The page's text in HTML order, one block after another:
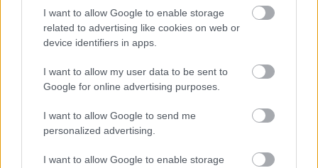
I want to allow Google to enable storage
related to advertising like cookies on web or
device identifiers in apps.
I want to allow my user data to be sent to
Google for online advertising purposes.
I want to allow Google to send me
personalized advertising.
I want to allow Google to enable storage
Ormos Mária
Tévelygések
Bödők Gergely
Révész Tamás